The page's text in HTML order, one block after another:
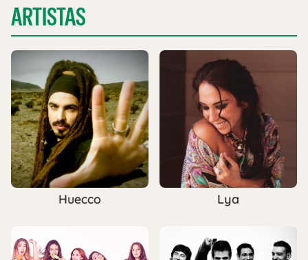
ARTISTAS
Huecco Lya